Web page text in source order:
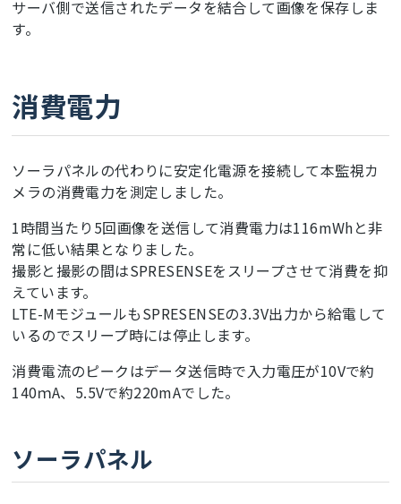
サーバ側で送信されたデータを結合して画像を保存しま
す。
消費電力
ソーラパネルの代わりに安定化電源を接続して本監視カ
メラの消費電力を測定しました。
1時間当たり5回画像を送信して消費電力は116mWhと非
常に低い結果となりました。
撮影と撮影の間はSPRESENSEをスリープさせて消費を抑
えています。
LTE-MモジュールもSPRESENSEの3.3V出力から給電して
いるのでスリープ時には停止します。
消費電流のピークはデータ送信時で入力電圧が10Vで約
140ｍA、5.5Vで約220mAでした。
ソーラパネル